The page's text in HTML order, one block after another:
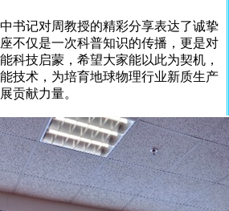
记对周教授的精彩分享表达了诚挚
不仅是一次科普知识的传播，更是对
科技启蒙，希望大家能以此为契机，
技术，为培育地球物理行业新质生产
贡献力量。